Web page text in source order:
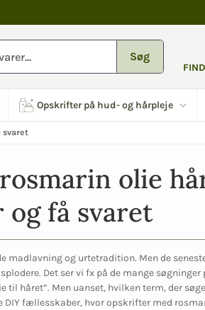
Søg
Opskrifter på hud- og hårpleje
svaret
olie
få svaret
og urtetradition. Men de
Det ser vi fx på de mange søgninger
håret”. Men uanset, hvilken term, der
fællesskaber, hvor opskrifter med